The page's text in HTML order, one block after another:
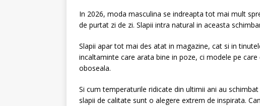
In 2026, moda masculina se indreapta tot mai mult
de purtat zi de zi. Slapii intra natural in aceasta
Slapii apar tot mai des atat in magazine, cat si in
incaltaminte care arata bine in poze, ci modele pe
oboseala.
Si cum temperaturile ridicate din ultimii ani au
slapii de calitate sunt o alegere extrem de inspirata.